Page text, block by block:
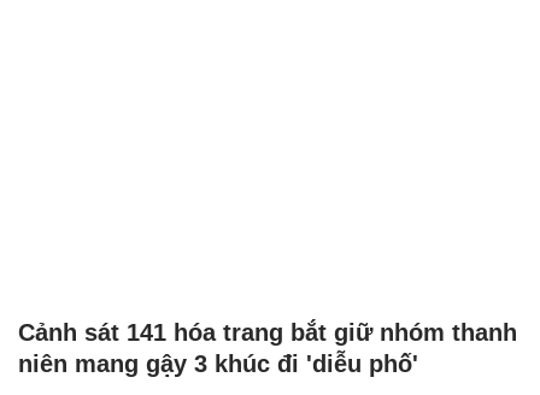
Cảnh sát 141 hóa trang bắt giữ nhóm thanh
niên mang gậy 3 khúc đi 'diễu phố'